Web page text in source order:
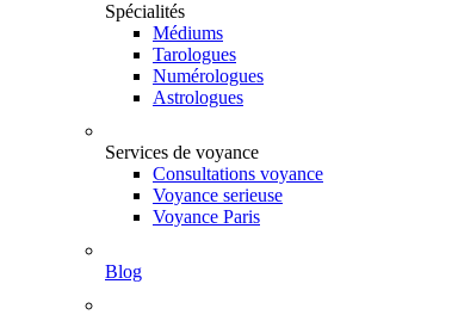
Spécialités
Médiums
Tarologues
Numérologues
Astrologues
Services de voyance
Consultations voyance
Voyance serieuse
Voyance Paris
Blog